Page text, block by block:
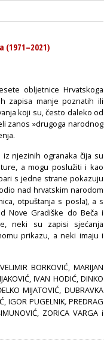
(1971–2021)
obljetnice Hrvatskoga
zapisa manje poznatih ili
koji su, često daleko od
zanos »drugoga narodnog
iz njezinih ogranaka čija su
a mogu poslužiti i kao
s jedne strane pokazuju
nad hrvatskim narodom
otpuštanja s posla), a s
Nove Gradiške do Beča i
neki su zapisi sjećanja
prikazu, a neki imaju i
BORKOVIĆ, MARIJAN
IVAN HODIĆ, DINKO
MIJATOVIĆ, DUBRAVKA
IGOR PUGELNIK,PREDRAG
ZORICA VARGA i